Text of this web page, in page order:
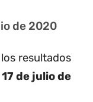
de 2020
resultados
17 de julio de